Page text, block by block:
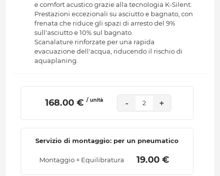
e comfort acustico grazie alla tecnologia K-Silent.
Prestazioni eccezionali su asciutto e bagnato, con
frenata che riduce gli spazi di arresto del 9%
sull'asciutto e 10% sul bagnato.
Scanalature rinforzate per una rapida
evacuazione dell'acqua, riducendo il rischio di
aquaplaning.
168.00 € / unità - 2 +
Servizio di montaggio: per un pneumatico
Montaggio + Equilibratura 19.00 €